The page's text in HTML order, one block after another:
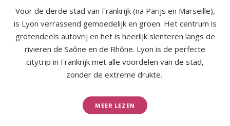
Voor de derde stad van Frankrijk (na Parijs en Marseille),
is Lyon verrassend gemoedelijk en groen. Het centrum is
grotendeels autovrij en het is heerlijk slenteren langs de
rivieren de Saône en de Rhône. Lyon is de perfecte
citytrip in Frankrijk met alle voordelen van de stad,
zonder de extreme drukte.
MEER LEZEN